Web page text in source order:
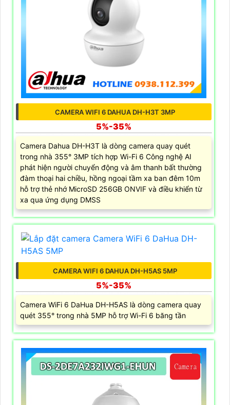
CAMERA WIFI 6 DAHUA DH-H3T 3MP
5%-35%
Camera Dahua DH-H3T là dòng camera quay quét
trong nhà 355° 3MP tích hợp Wi-Fi 6 Công nghệ AI
phát hiện người chuyển động và âm thanh bất thường
đàm thoại hai chiều, hồng ngoại tầm xa ban đêm 10m
hỗ trợ thẻ nhớ MicroSD 256GB ONVIF và điều khiển từ
xa qua ứng dụng DMSS
CAMERA WIFI 6 DAHUA DH-H5AS 5MP
5%-35%
Camera WiFi 6 DaHua DH-H5AS là dòng camera quay
quét 355° trong nhà 5MP hỗ trợ Wi-Fi 6 băng tần